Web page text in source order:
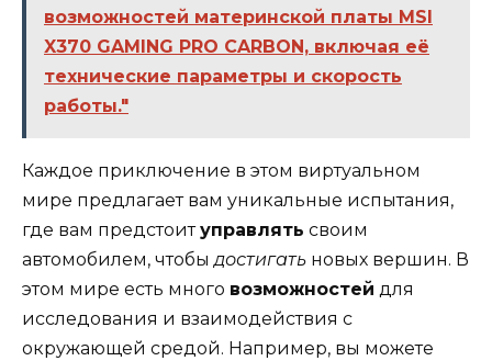
возможностей материнской платы MSI
X370 GAMING PRO CARBON, включая её
технические параметры и скорость
работы."
Каждое приключение в этом виртуальном
мире предлагает вам уникальные испытания,
где вам предстоитуправлять своим
автомобилем, чтобыдостигать новых вершин. В
этом мире есть много возможностей для
исследования и взаимодействия с
окружающей средой. Например, вы можете